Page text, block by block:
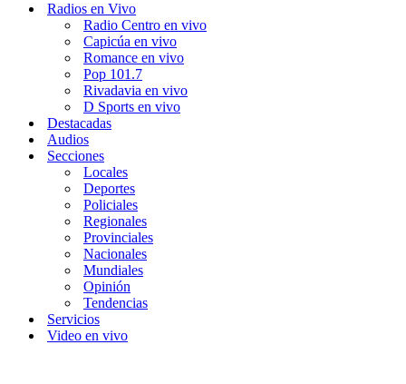
Radios en Vivo
Radio Centro en vivo
Capicúa en vivo
Romance en vivo
Pop 101.7
Rivadavia en vivo
D Sports en vivo
Destacadas
Audios
Secciones
Locales
Deportes
Policiales
Regionales
Provinciales
Nacionales
Mundiales
Opinión
Tendencias
Servicios
Video en vivo